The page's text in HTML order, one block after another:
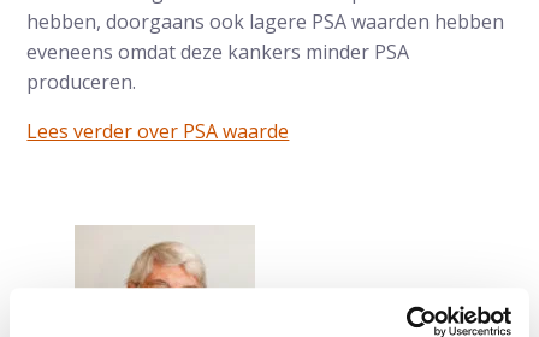
hebben, doorgaans ook lagere PSA waarden hebben
eveneens omdat deze kankers minder PSA
produceren.
Lees verder over PSA waarde